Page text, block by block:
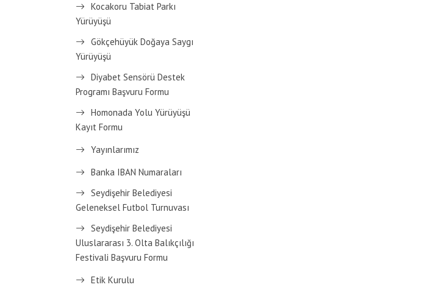
Kocakoru Tabiat Parkı
Yürüyüşü
Gökçehüyük Doğaya Saygı
Yürüyüşü
Diyabet Sensörü Destek
Programı Başvuru Formu
Homonada Yolu Yürüyüşü
Kayıt Formu
Yayınlarımız
Banka IBAN Numaraları
Seydişehir Belediyesi
Geleneksel Futbol Turnuvası
Seydişehir Belediyesi
Uluslararası 3. Olta Balıkçılığı
Festivali Başvuru Formu
Etik Kurulu